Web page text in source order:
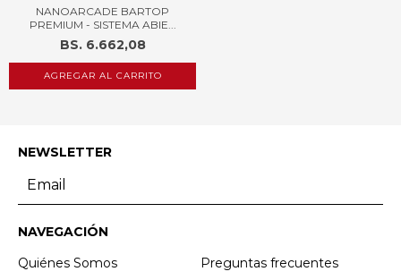
NANOARCADE BARTOP
PREMIUM - SISTEMA ABIE...
BS. 6.662,08
AGREGAR AL CARRITO
NEWSLETTER
NAVEGACIÓN
Quiénes Somos
Preguntas frecuentes